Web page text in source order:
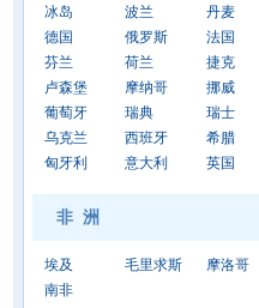
冰岛
波兰
丹麦
德国
俄罗斯
法国
芬兰
荷兰
捷克
卢森堡
摩纳哥
挪威
葡萄牙
瑞典
瑞士
乌克兰
西班牙
希腊
匈牙利
意大利 英国
非 洲
埃及 毛里求斯
摩洛哥
南非